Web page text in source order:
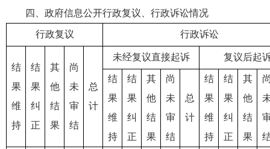
四、政府信息公开行政复议、行政诉讼情况
行政复议 行政诉讼
结
果
维
持
结
果
纠
正
其
他
结
果
尚
未
审
结
总
计
未经复议直接起诉 复议后起
结
果
维
持
结
果
纠
正
其
他
结
果
尚
未
审
结
总
计
结
果
维
持
结
果
纠
正
其
他
结
果